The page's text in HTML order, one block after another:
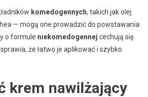
komedogennych, takich jak olej
— mogą one prowadzić do powstawania
o formule niekomedogennej cechują się
że łatwo je aplikować i szybko
krem nawilżający